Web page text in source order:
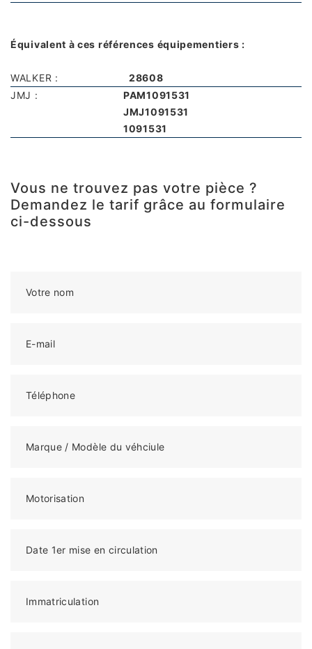
Équivalent à ces références équipementiers :
WALKER :
28608
JMJ :
PAM1091531
JMJ1091531
1091531
Vous ne trouvez pas votre pièce ?
Demandez le tarif grâce au formulaire
ci-dessous
Votre nom
E-mail
Téléphone
Marque / Modèle du véhciule
Motorisation
Date 1er mise en circulation
Immatriculation